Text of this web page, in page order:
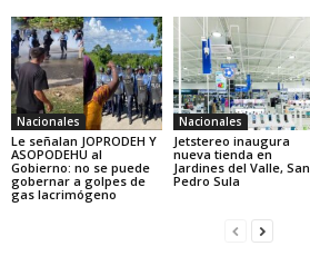
Nacionales
Le señalan JOPRODEH Y
ASOPODEHU al
Gobierno: no se puede
gobernar a golpes de
gas lacrimógeno
Nacionales
Jetstereo inaugura
nueva tienda en
Jardines del Valle, San
Pedro Sula